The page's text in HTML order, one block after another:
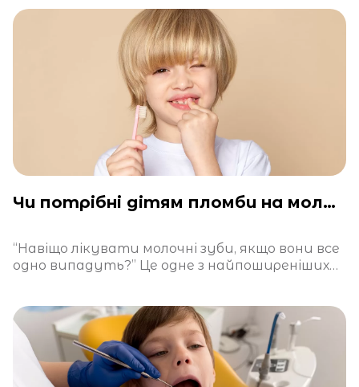
Чи потрібні дітям пломби на молочні зуби?
“Навіщо лікувати молочні зуби, якщо вони все
одно випадуть?” Це одне з найпоширеніших